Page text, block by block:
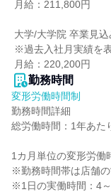
月給：220,200円
勤務時間
変形労働時間制
勤務時間詳細
総労働時間：1年あた
1カ月単位の変形労働
※勤務時間帯は店舗の
※1日の実働時間：4